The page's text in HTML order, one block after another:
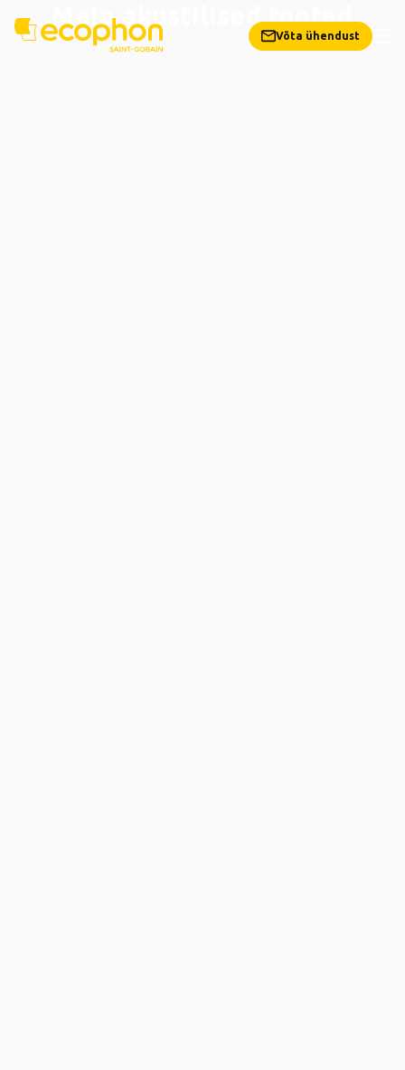
Võta ühendust
Meie akustilised tooted